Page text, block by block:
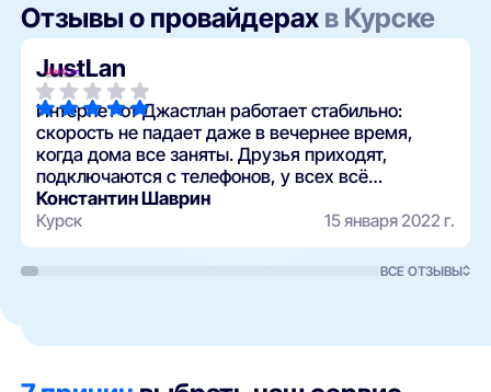
Отзывы о провайдерах в Курске
JustLan
Интернет от Джастлан работает стабильно:
скорость не падает даже в вечернее время,
когда дома все заняты. Друзья приходят,
подключаются с телефонов, у всех всё
нормально, ничего не глючит.
Константин Шаврин
Курск 15 января 2022 г.
ВСЕ ОТЗЫВЫ